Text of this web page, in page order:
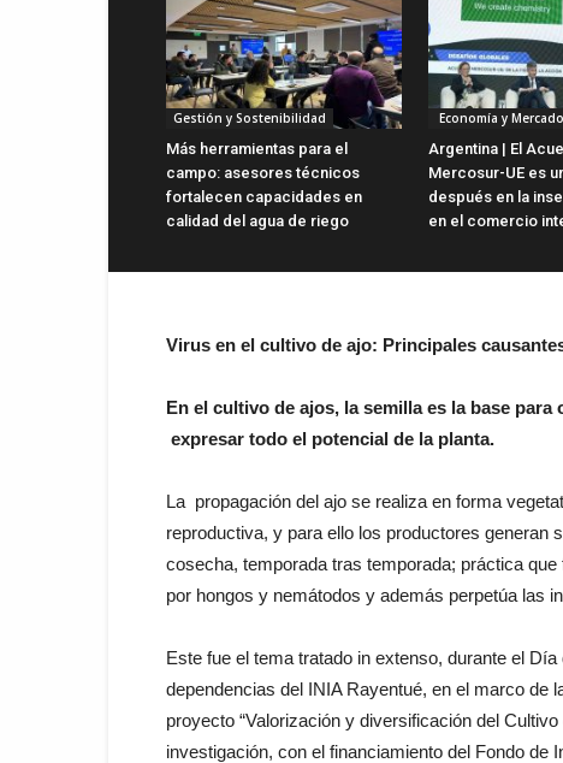
Gestión y Sostenibilidad
Más herramientas para el
campo: asesores técnicos
fortalecen capacidades en
calidad del agua de riego
Economía y
Argentina | El
Mercosur-UE es
después en la
en el comercio
Virus en el cultivo de ajo: Principales
En el cultivo de ajos, la semilla es la base
expresar todo el potencial de la planta.
La propagación del ajo se realiza en forma
reproductiva, y para ello los productores generan
cosecha, temporada tras temporada; práctica
por hongos y nemátodos y además perpetúa las
Este fue el tema tratado in extenso, durante el
dependencias del INIA Rayentué, en el marco de
proyecto “Valorización y diversificación del
investigación, con el financiamiento del Fondo de